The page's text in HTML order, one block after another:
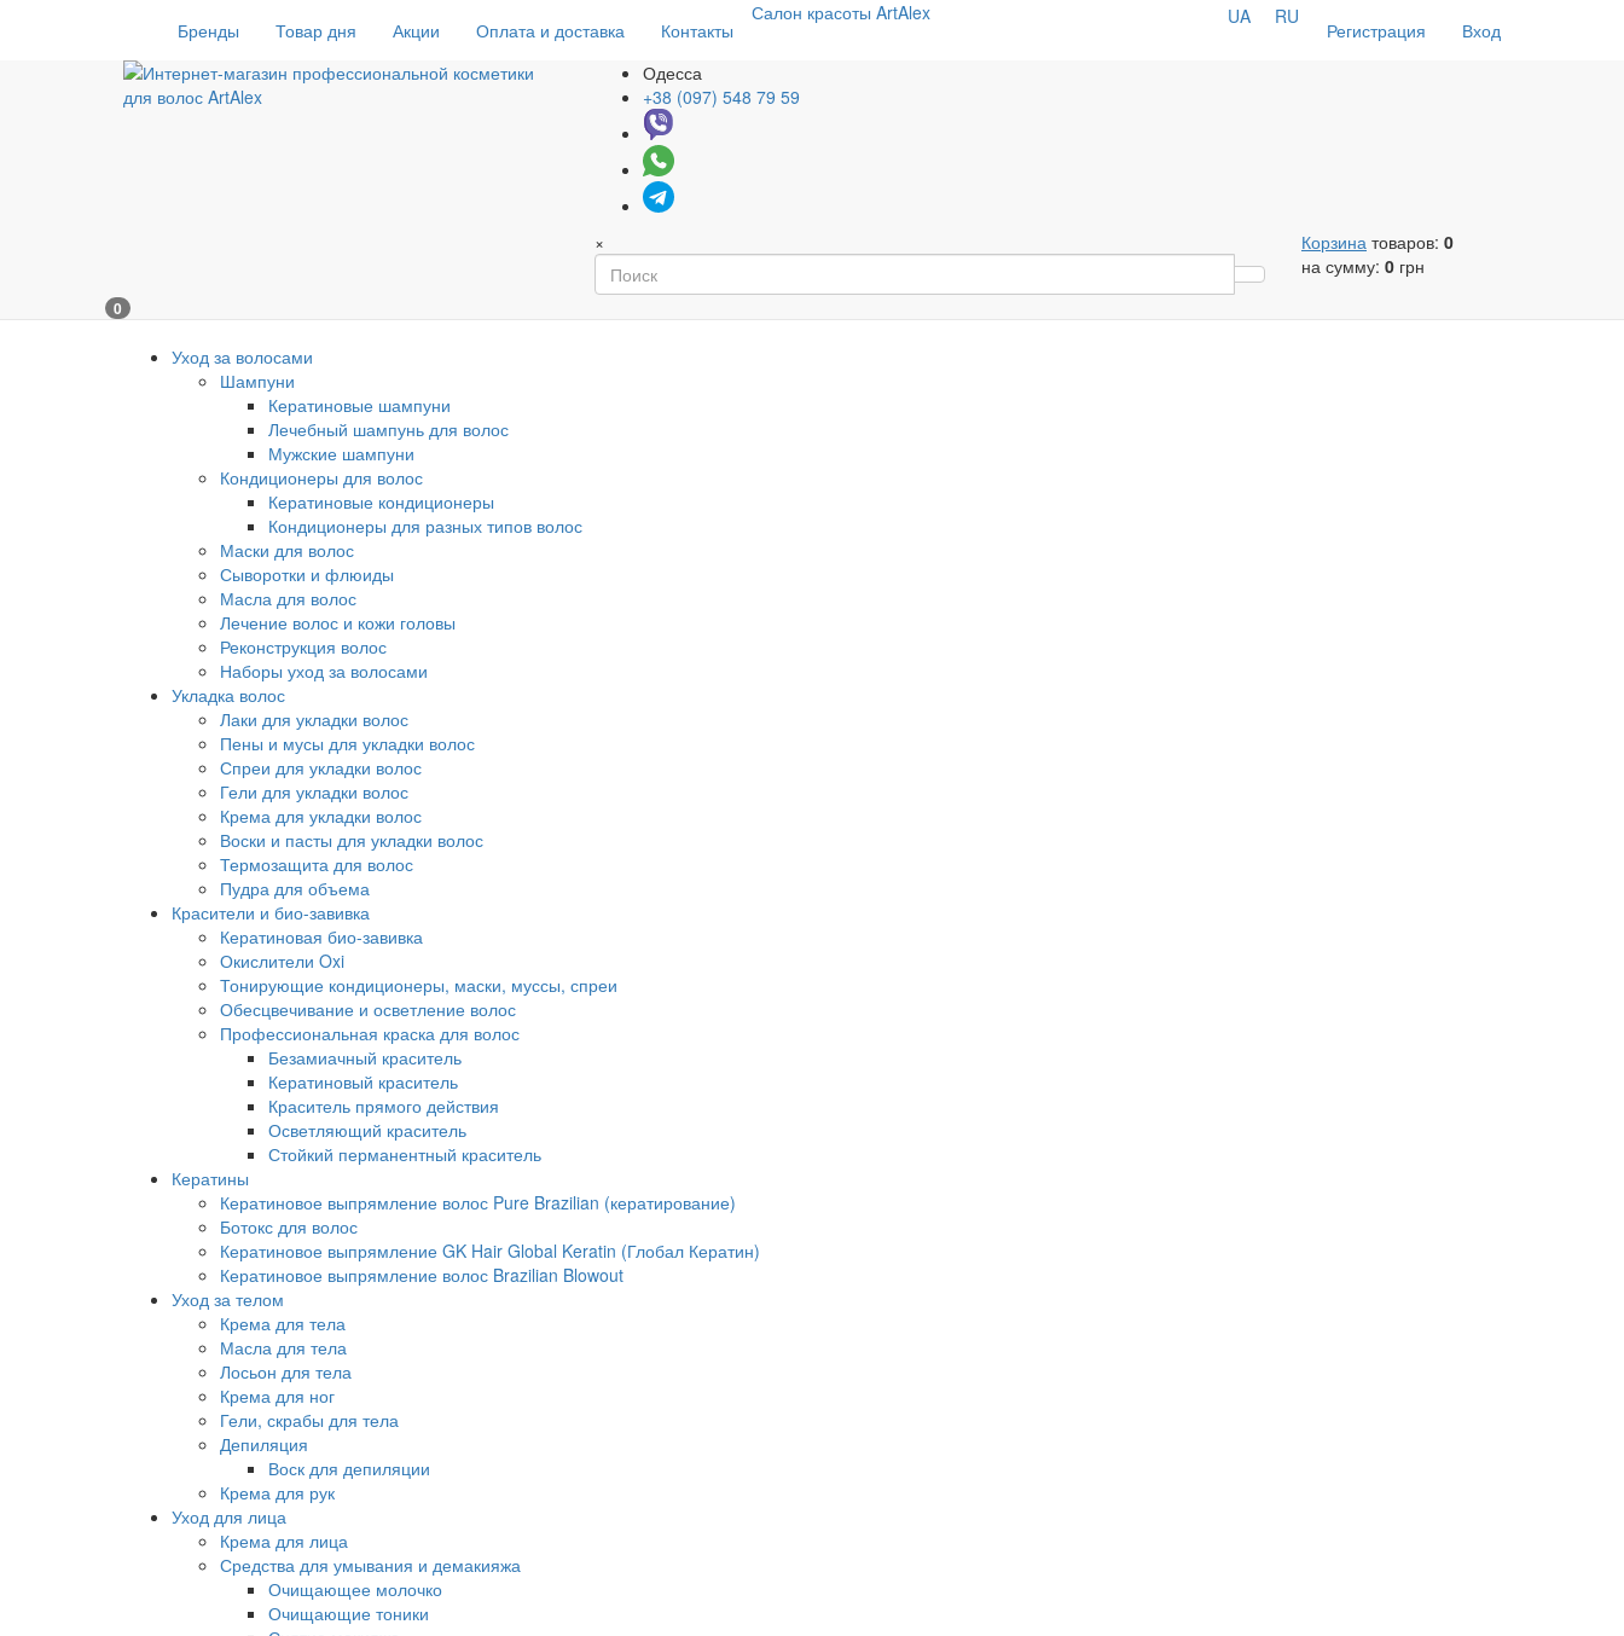
Бренды Товар дня Акции Оплата и доставка Контакты
Салон красоты ArtAlex
Регистрация Вход
UA RU
Одесса
+38 (097) 548 79 59
× Корзина товаров: 0
на сумму: 0 грн
0
Уход за волосами
Шампуни
Кератиновые шампуни
Лечебный шампунь для волос
Мужские шампуни
Кондиционеры для волос
Кератиновые кондиционеры
Кондиционеры для разных типов волос
Маски для волос
Сыворотки и флюиды
Масла для волос
Лечение волос и кожи головы
Реконструкция волос
Наборы уход за волосами
Укладка волос
Лаки для укладки волос
Пены и мусы для укладки волос
Спреи для укладки волос
Гели для укладки волос
Крема для укладки волос
Воски и пасты для укладки волос
Термозащита для волос
Пудра для объема
Красители и био-завивка
Кератиновая био-завивка
Окислители Oxi
Тонирующие кондиционеры, маски, муссы, спреи
Обесцвечивание и осветление волос
Профессиональная краска для волос
Безамиачный краситель
Кератиновый краситель
Краситель прямого действия
Осветляющий краситель
Стойкий перманентный краситель
Кератины
Кератиновое выпрямление волос Pure Brazilian (кератирование)
Ботокс для волос
Кератиновое выпрямление GK Hair Global Keratin (Глобал Кератин)
Кератиновое выпрямление волос Brazilian Blowout
Уход за телом
Крема для тела
Масла для тела
Лосьон для тела
Крема для ног
Гели, скрабы для тела
Депиляция
Воск для депиляции
Крема для рук
Уход для лица
Крема для лица
Средства для умывания и демакияжа
Очищающее молочко
Очищающие тоники